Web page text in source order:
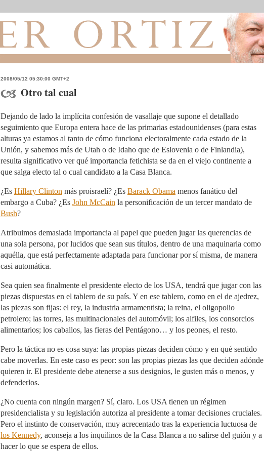
2008/05/12 05:30:00 GMT+2
Otro tal cual
Dejando de lado la implícita confesión de vasallaje que supone el detallado
seguimiento que Europa entera hace de las primarias estadounidenses (para estas
alturas ya estamos al tanto de cómo funciona electoralmente cada estado de la
Unión, y sabemos más de Utah o de Idaho que de Eslovenia o de Finlandia),
resulta significativo ver qué importancia fetichista se da en el viejo continente a
que salga electo tal o cual candidato a la Casa Blanca.
¿Es Hillary Clinton más proisraelí? ¿Es Barack Obama menos fanático del
embargo a Cuba? ¿Es John McCain la personificación de un tercer mandato de
Bush?
Atribuimos demasiada importancia al papel que pueden jugar las querencias de
una sola persona, por lucidos que sean sus títulos, dentro de una maquinaria como
aquélla, que está perfectamente adaptada para funcionar por sí misma, de manera
casi automática.
Sea quien sea finalmente el presidente electo de los USA, tendrá que jugar con las
piezas dispuestas en el tablero de su país. Y en ese tablero, como en el de ajedrez,
las piezas son fijas: el rey, la industria armamentista; la reina, el oligopolio
petrolero; las torres, las multinacionales del automóvil; los alfiles, los consorcios
alimentarios; los caballos, las fieras del Pentágono… y los peones, el resto.
Pero la táctica no es cosa suya: las propias piezas deciden cómo y en qué sentido
cabe moverlas. En este caso es peor: son las propias piezas las que deciden adónde
quieren ir. El presidente debe atenerse a sus designios, le gusten más o menos, y
defenderlos.
¿No cuenta con ningún margen? Sí, claro. Los USA tienen un régimen
presidencialista y su legislación autoriza al presidente a tomar decisiones cruciales.
Pero el instinto de conservación, muy acrecentado tras la experiencia luctuosa de
los Kennedy, aconseja a los inquilinos de la Casa Blanca a no salirse del guión y a
hacer lo que se espera de ellos.